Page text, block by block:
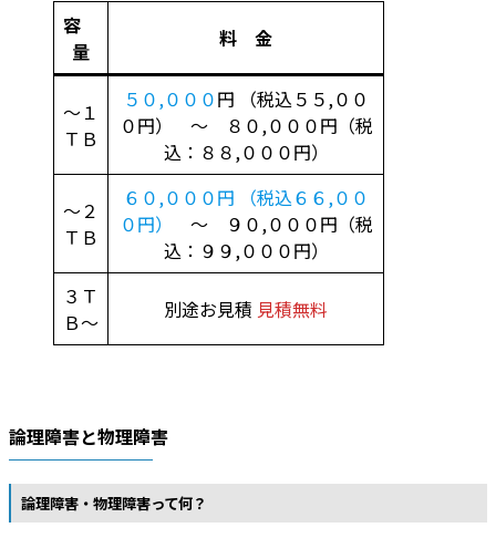
容
量
料 金
～１
ＴＢ
５０,０００円 （税込５５,００
０円） ～ ８０,０００円（税
込：８８,０００円）
～２
ＴＢ
６０,０００円 （税込６６,００
０円）
～ ９０,０００円（税
込：９９,０００円）
３Ｔ
Ｂ～
別途お見積 見積無料
論理障害と物理障害
論理障害・物理障害って何？